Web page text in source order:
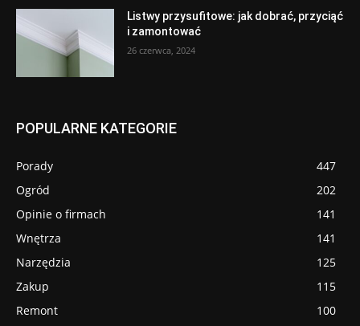
Listwy przysufitowe: jak dobrać, przyciąć
i zamontować
26 czerwca, 2024
POPULARNE KATEGORIE
Porady
447
Ogród
202
Opinie o firmach
141
Wnętrza
141
Narzędzia
125
Zakup
115
Remont
100